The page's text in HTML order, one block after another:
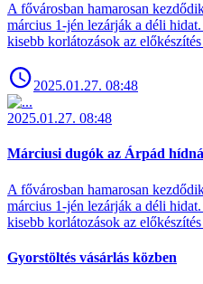
A fővárosban hamarosan
március 1-jén lezárják a déli
kisebb korlátozások az előkészítés
2025.01.27. 08:48
2025.01.27. 08:48
Márciusi dugók az Árpád
A fővárosban hamarosan
március 1-jén lezárják a déli
kisebb korlátozások az előkészítés
Gyorstöltés vásárlás közben